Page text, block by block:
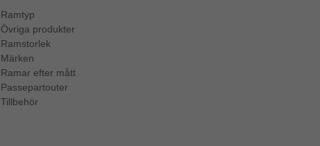
Ramtyp
Övriga produkter
Ramstorlek
Märken
Ramar efter mått
Passepartouter
Tillbehör